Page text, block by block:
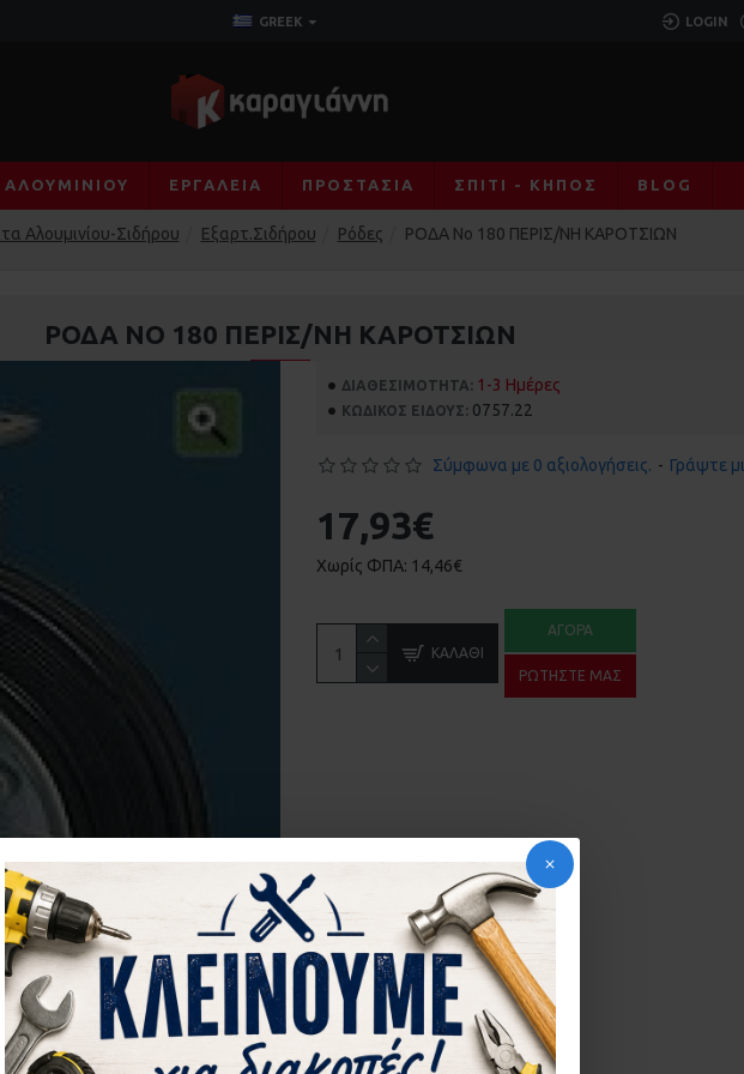
GREEK LOGIN
ΕΡΓΑΛΕΊΑ ΠΡΟΣΤΑΣΊΑ ΣΠΊΤΙ - ΚΉΠΟΣ BLOG
Αλουμινίου-Σιδήρου Εξαρτ.Σιδήρου Ρόδες ΡΟΔΑ Νο 180 ΠΕΡΙΣ/ΝΗ ΚΑΡΟΤΣΙΩΝ
ΡΟΔΑ ΝΟ 180 ΠΕΡΙΣ/ΝΗ ΚΑΡΟΤΣΙΩΝ
ΔΙΑΘΕΣΙΜΌΤΗΤΑ: 1-3 Ημέρες
ΚΩΔΙΚΌΣ ΕΊΔΟΥΣ: 0757.22
Σύμφωνα με 0 αξιολογήσεις. - Γράψτε
17,93€
Χωρίς ΦΠΑ: 14,46€
ΚΑΛΆΘΙ
ΑΓΟΡΆ
ΡΩΤΉΣΤΕ ΜΑΣ